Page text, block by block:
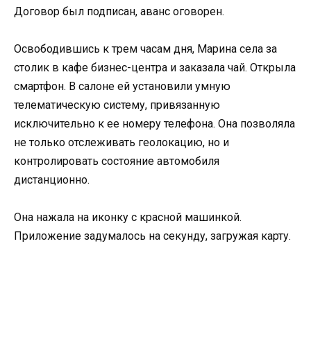
Договор был подписан, аванс оговорен.
Освободившись к трем часам дня, Марина села за
столик в кафе бизнес-центра и заказала чай. Открыла
смартфон. В салоне ей установили умную
телематическую систему, привязанную
исключительно к ее номеру телефона. Она позволяла
не только отслеживать геолокацию, но и
контролировать состояние автомобиля
дистанционно.
Она нажала на иконку с красной машинкой.
Приложение задумалось на секунду, загружая карту.